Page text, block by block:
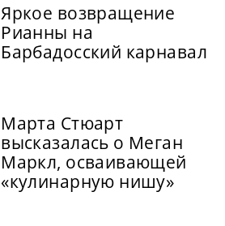
Яркое возвращение
Рианны на
Барбадосский карнавал
Марта Стюарт
высказалась о Меган
Маркл, осваивающей
«кулинарную нишу»